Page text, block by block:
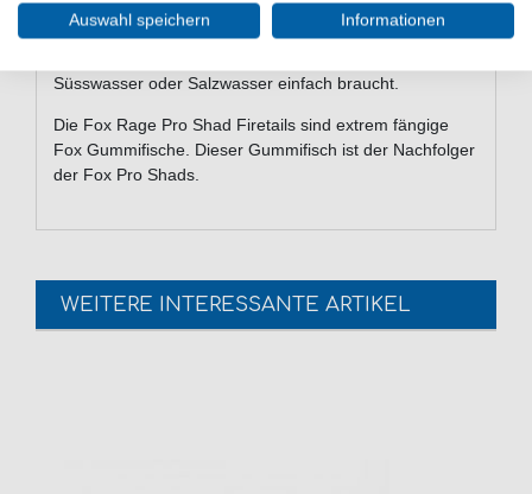
Fazit: Die Fox Rage Pro Shads Firetail sind
Süsswasser oder Salzwasser einfach braucht.
Die Fox Rage Pro Shad Firetails sind extrem fängige
Fox Gummifische. Dieser Gummifisch ist der Nachfolger
der Fox Pro Shads.
WEITERE INTERESSANTE ARTIKEL
Auswahl speichern Informationen